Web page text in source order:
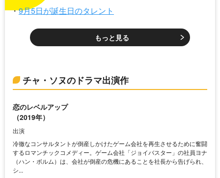
9月5日が誕生日のタレント
もっと見る
チャ・ソヌのドラマ出演作
恋のレベルアップ
（2019年）
出演
冷徹なコンサルタントが倒産しかけたゲーム会社を再生させるために奮闘
するロマンチックコメディー。ゲーム会社「ジョイバスター」の社員ヨナ
（ハン・ボルム）は、会社が倒産の危機にあることを社長から告げられ、
シ...